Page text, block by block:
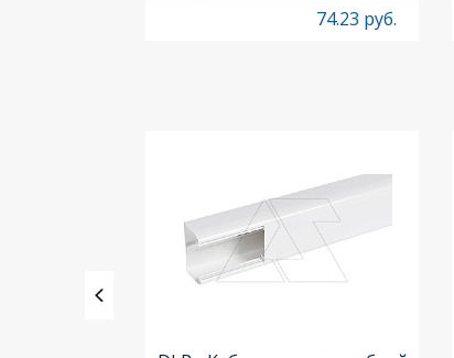
74.23 руб.